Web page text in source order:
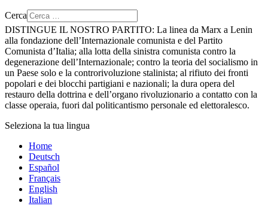
Cerca
DISTINGUE IL NOSTRO PARTITO: La linea da Marx a Lenin
alla fondazione dell’Internazionale comunista e del Partito
Comunista d’Italia; alla lotta della sinistra comunista contro la
degenerazione dell’Internazionale; contro la teoria del socialismo in
un Paese solo e la controrivoluzione stalinista; al rifiuto dei fronti
popolari e dei blocchi partigiani e nazionali; la dura opera del
restauro della dottrina e dell’organo rivoluzionario a contatto con la
classe operaia, fuori dal politicantismo personale ed elettoralesco.
Seleziona la tua lingua
Home
Deutsch
Español
Français
English
Italian